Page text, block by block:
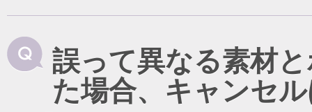
誤って異なる素材
た場合、キャンセ